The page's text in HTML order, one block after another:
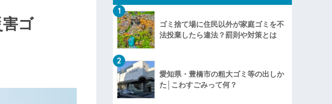
ゴ
1
ゴミ捨て場に住民以外が家庭ゴミを不
法投棄したら違法？罰則や対策とは
2
愛知県・豊橋市の粗大ゴミ等の出しか
た│こわすごみって何？